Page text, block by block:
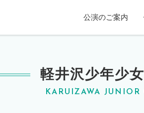
公演のご案内
軽井沢少年少
KARUIZAWA JUNIOR